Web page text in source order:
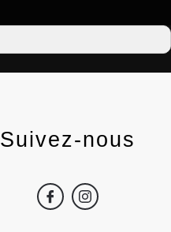
Suivez-nous